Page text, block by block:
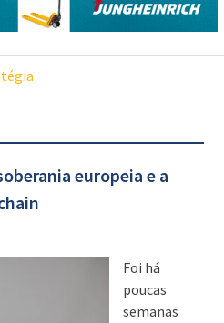
europeia e a
Foi há
poucas
semanas